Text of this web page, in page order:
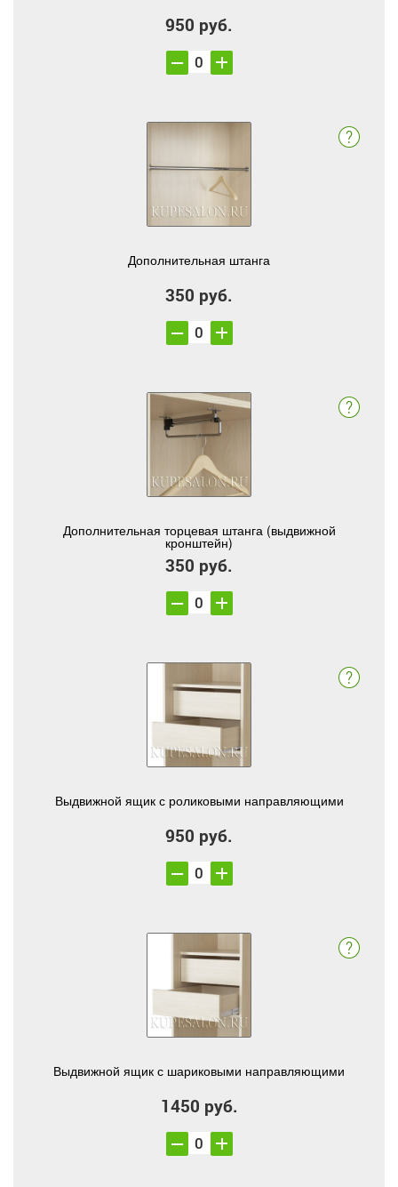
950 руб.
Дополнительная штанга
350 руб.
Дополнительная торцевая штанга (выдвижной
кронштейн)
350 руб.
Выдвижной ящик с роликовыми направляющими
950 руб.
Выдвижной ящик с шариковыми направляющими
1450 руб.